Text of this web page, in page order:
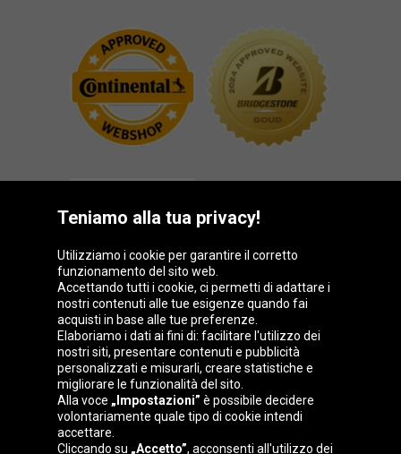
Gruppo Oponeo
Belgique
Česká
republika
Deutschland Éire
España
Teniamo alla tua privacy!
Utilizziamo i cookie per garantire il corretto
funzionamento del sito web.
Accettando tutti i cookie, ci permetti di adattare i
nostri contenuti alle tue esigenze quando fai
acquisti in base alle tue preferenze.
Elaboriamo i dati ai fini di: facilitare l'utilizzo dei
nostri siti, presentare contenuti e pubblicità
personalizzati e misurarli, creare statistiche e
migliorare le funzionalità del sito.
Alla voce „Impostazioni” è possibile decidere
volontariamente quale tipo di cookie intendi
accettare.
Cliccando su „Accetto”, acconsenti all'utilizzo dei